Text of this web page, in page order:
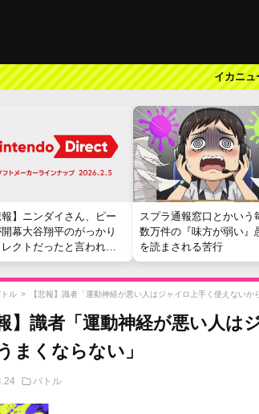
イカニュ
報】ニンダイさん、ピー
幕大谷翔平のがっかり
レクトだったと言われて
スプラ通報窓口とかいう
数万件の『味方が弱い』
を読まされる苦行
トル > 【悲報】識者「運動神経が悪い人はジャイロ上手く使えないか
報】識者「運動神経が悪い人
まくならない」
バトル